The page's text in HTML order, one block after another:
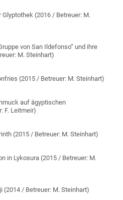
(2016 / Betreuer: M.
von San Ildefonso“ und ihre
M. Steinhart)
(2015 / Betreuer: M. Steinhart)
auf ägyptischen
F. Leitmeir)
(2015 / Betreuer: M. Steinhart)
in Lykosura (2015 / Betreuer: M.
(2014 / Betreuer: M. Steinhart)